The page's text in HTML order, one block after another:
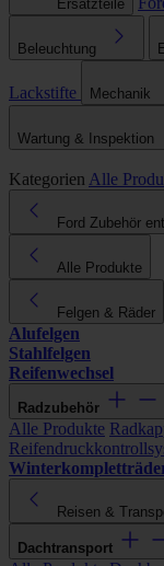
Ersatzteile
Beleuchtung
Lackstifte Mechanik
Wartung & Inspektion
Kategorien Alle
Ford Zubehör
Alle Produkte
Felgen & Räder
Alufelgen
Stahlfelgen
Reifenwechsel
Radzubehör
Alle Produkte
Reisen &
Dachtransport